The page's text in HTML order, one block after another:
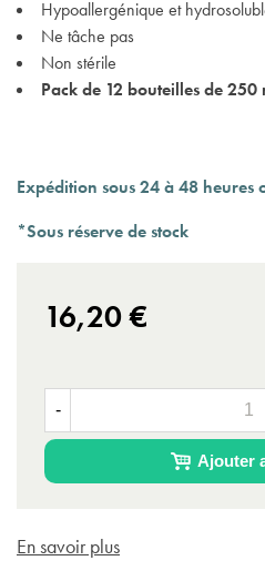
Hypoallergénique et
Ne tâche pas
Non stérile
Pack de 12 bouteilles de 250
Expédition sous 24 à 48 heures
*Sous réserve de stock
16,20 €
-
Ajouter
En savoir plus